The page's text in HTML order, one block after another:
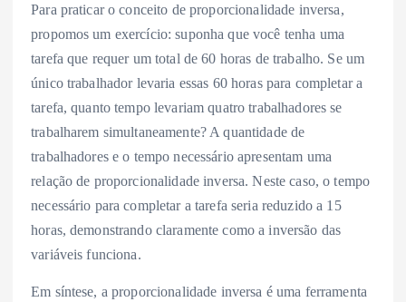
Para praticar o conceito de proporcionalidade inversa,
propomos um exercício: suponha que você tenha uma
tarefa que requer um total de 60 horas de trabalho. Se um
único trabalhador levaria essas 60 horas para completar a
tarefa, quanto tempo levariam quatro trabalhadores se
trabalharem simultaneamente? A quantidade de
trabalhadores e o tempo necessário apresentam uma
relação de proporcionalidade inversa. Neste caso, o tempo
necessário para completar a tarefa seria reduzido a 15
horas, demonstrando claramente como a inversão das
variáveis funciona.
Em síntese, a proporcionalidade inversa é uma ferramenta